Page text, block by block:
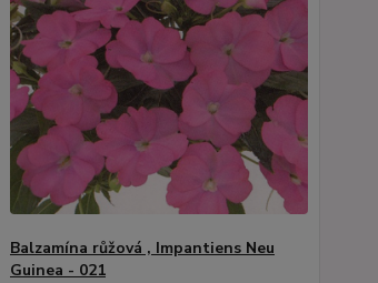
Balzamína růžová , Impantiens Neu
Guinea - 021